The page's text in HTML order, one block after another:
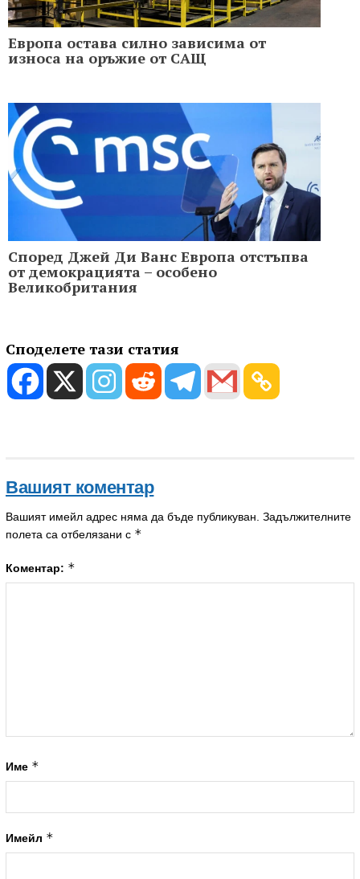
Европа остава силно зависима от
износа на оръжие от САЩ
Според Джей Ди Ванс Европа отстъпва
от демокрацията – особено
Великобритания
Споделете тази статия
Вашият коментар
Вашият имейл адрес няма да бъде публикуван. Задължителните
полета са отбелязани с *
Коментар: *
Име *
Имейл *